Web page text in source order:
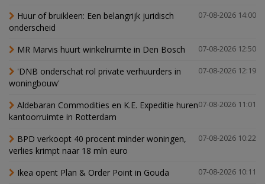
07-08-2026 14:00
Huur of bruikleen: Een belangrijk juridisch
onderscheid
07-08-2026 12:50
MR Marvis huurt winkelruimte in Den Bosch
07-08-2026 12:19
'DNB onderschat rol private verhuurders in
woningbouw'
07-08-2026 11:01
Aldebaran Commodities en K.E. Expeditie huren
kantoorruimte in Rotterdam
07-08-2026 10:22
BPD verkoopt 40 procent minder woningen,
verlies krimpt naar 18 mln euro
07-08-2026 10:11
Ikea opent Plan & Order Point in Gouda